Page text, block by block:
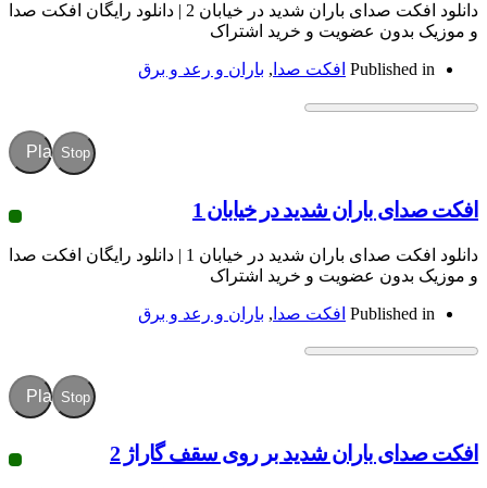
دانلود افکت صدای باران شدید در خیابان 2 | دانلود رایگان افکت صدا
عضویت و خرید اشتراک
افکت صدا,باران و رعد و برق
باران شدید در خیابان 1
دانلود افکت صدای باران شدید در خیابان 1 | دانلود رایگان افکت صدا
عضویت و خرید اشتراک
افکت صدا,باران و رعد و برق
باران شدید بر روی سقف گاراژ 2